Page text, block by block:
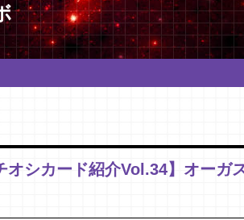
オシカード紹介Vol.34】オーガ